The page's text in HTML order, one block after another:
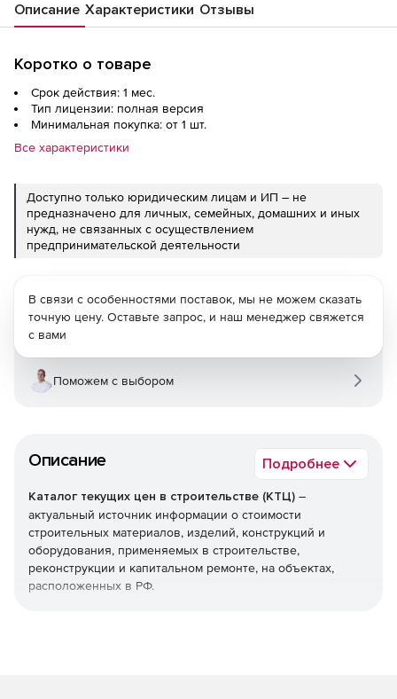
Описание Характеристики Отзывы
Коротко о товаре
Срок действия: 1 мес.
Тип лицензии: полная версия
Минимальная покупка: от 1 шт.
Все характеристики
Доступно только юридическим лицам и ИП – не
предназначено для личных, семейных, домашних и иных
нужд, не связанных с осуществлением
предпринимательской деятельности
Описание Подробнее
Каталог текущих цен в строительстве (КТЦ) –
актуальный источник информации о стоимости
строительных материалов, изделий, конструкций и
оборудования, применяемых в строительстве,
реконструкции и капитальном ремонте, на объектах,
расположенных в РФ.
В связи с особенностями поставок, мы не можем сказать
точную цену. Оставьте запрос, и наш менеджер свяжется
с вами
Поможем с выбором